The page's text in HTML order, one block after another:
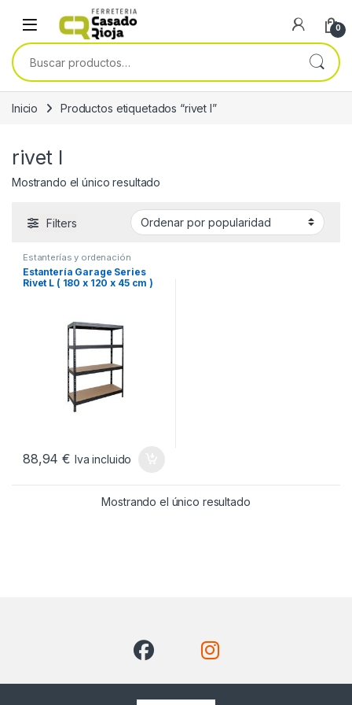
0
Buscar por:
Inicio Productos etiquetados “rivet l”
rivet l
Mostrando el único resultado
Filters
Estanterías y ordenación
Estantería Garage Series
Rivet L ( 180 x 120 x 45 cm )
88,94€ Iva incluido
Mostrando el único resultado